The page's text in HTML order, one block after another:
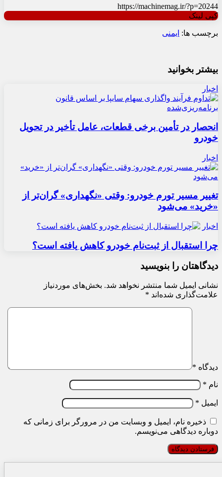
https://machinemag.ir/?p=20244
کپی لینک
برچسب ها: ایمنی
بیشتر بخوانید
اخبار
انحصار در تأمین برخی قطعات، عامل تأخیر در تحویل
خودرو
اخبار
تغییر مسیر تورم خودرو: وقتی «نگهداری» گران‌تر از
«خرید» می‌شود
اخبار
چرا استقبال از ثبت‌نام خودرو کاهش یافته است؟
دیدگاهتان را بنویسید
نشانی ایمیل شما منتشر نخواهد شد. بخش‌های موردنیاز
علامت‌گذاری شده‌اند *
دیدگاه *
نام *
ایمیل *
ذخیره نام، ایمیل و وبسایت من در مرورگر برای زمانی که
دوباره دیدگاهی می‌نویسم.